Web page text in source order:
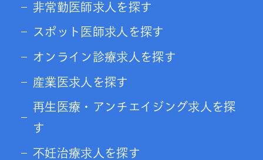
非常勤医師求人を探す
スポット医師求人を探す
オンライン診療求人を探す
産業医求人を探す
再生医療・アンチエイジング求人を探
す
不妊治療求人を探す